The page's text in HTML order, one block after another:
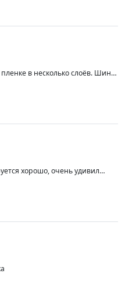
в несколько слоёв. Шины
хорошо, очень удивил